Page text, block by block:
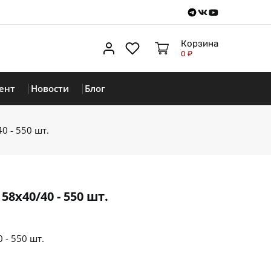
Telegram
VKontakte
Youtube
Личный кабинет
ИзбранноеКорзина
0 ₽
Новости Блог
- 550 шт.
40 - 550 шт.
- 550 шт.